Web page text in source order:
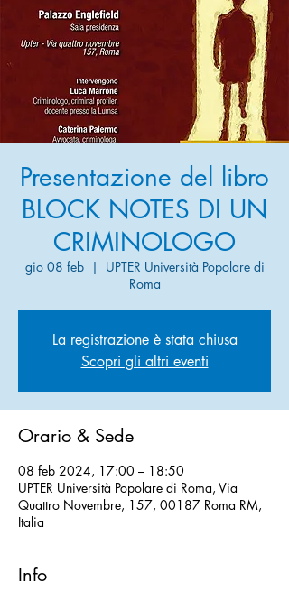
Presentazione del libro
BLOCK NOTES DI UN
CRIMINOLOGO
gio 08 feb
  |
UPTER Università Popolare di
Roma
La registrazione è stata chiusa
Scopri gli altri eventi
Orario & Sede
08 feb 2024, 17:00 – 18:50
UPTER Università Popolare di Roma, Via
Quattro Novembre, 157, 00187 Roma RM,
Italia
Info